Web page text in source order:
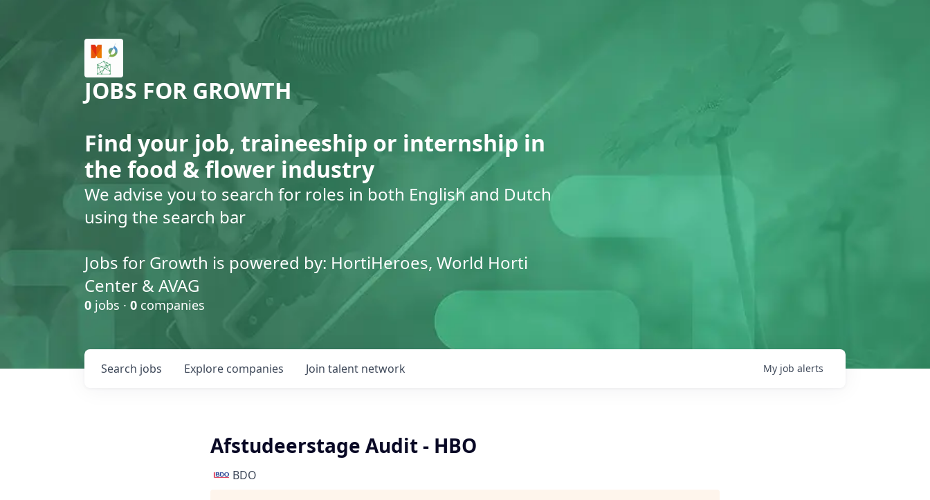
JOBS FOR GROWTH
Find your job, traineeship or internship in
the food & flower industry
We advise you to search for roles in both English and Dutch
using the search bar
Jobs for Growth is powered by: HortiHeroes, World Horti
Center & AVAG
0 jobs · 0 companies
Search jobs Explore companies Join talent network My job alerts
Afstudeerstage Audit - HBO
BDO